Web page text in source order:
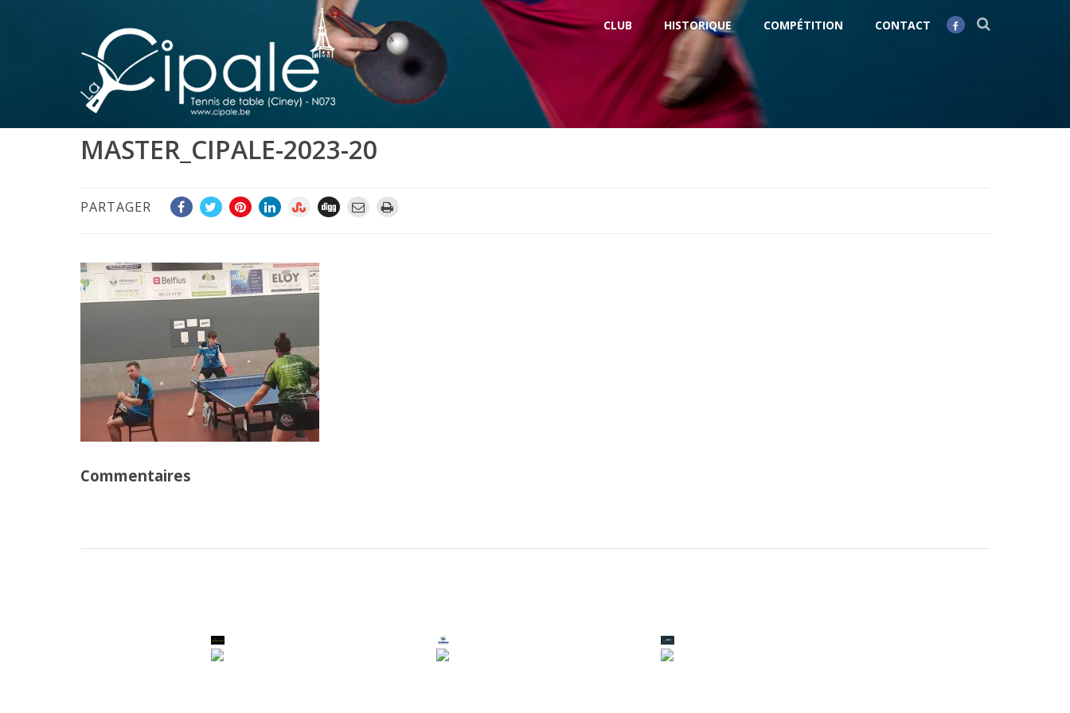
CLUB HISTORIQUE COMPÉTITION CONTACT
MASTER_CIPALE-2023-20
PARTAGER
Commentaires